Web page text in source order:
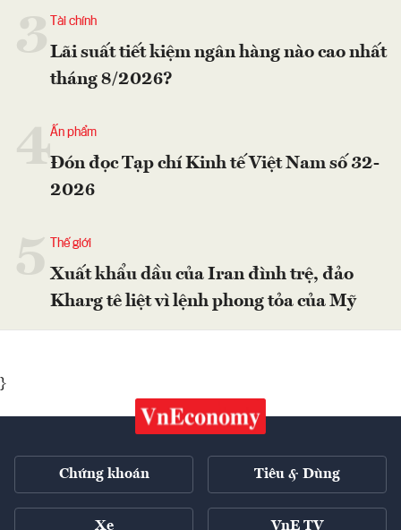
Tài chính
Lãi suất tiết kiệm ngân hàng nào cao nhất
tháng 8/2026?
4Ấn phẩm
Đón đọc Tạp chí Kinh tế Việt Nam số 32-
2026
Thế giới
Xuất khẩu dầu của Iran đình trệ, đảo
Kharg tê liệt vì lệnh phong tỏa của Mỹ
}
Chứng khoán Tiêu & Dùng
Xe VnE TV